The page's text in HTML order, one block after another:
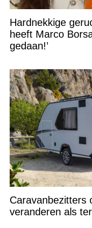
Hardnekkige
heeft Marco
gedaan!’
Caravanbezitters
veranderen als